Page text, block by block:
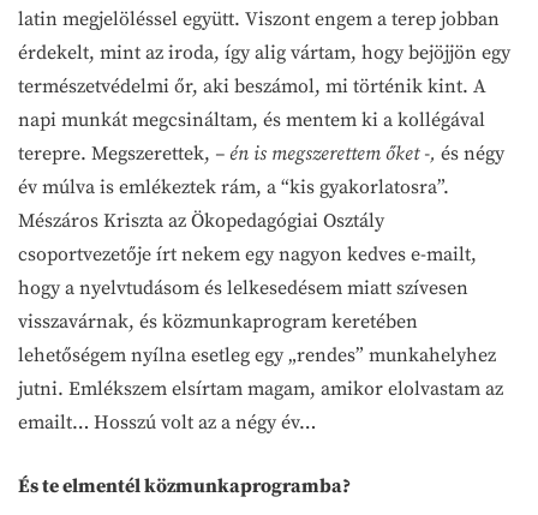
latin megjelöléssel együtt. Viszont engem a terep jobban
érdekelt, mint az iroda, így alig vártam, hogy bejöjjön egy
természetvédelmi őr, aki beszámol, mi történik kint. A
napi munkát megcsináltam, és mentem ki a kollégával
terepre. Megszerettek, – én is megszerettem őket -, és négy
év múlva is emlékeztek rám, a “kis gyakorlatosra”.
Mészáros Kriszta az Ökopedagógiai Osztály
csoportvezetője írt nekem egy nagyon kedves e-mailt,
hogy a nyelvtudásom és lelkesedésem miatt szívesen
visszavárnak, és közmunkaprogram keretében
lehetőségem nyílna esetleg egy „rendes” munkahelyhez
jutni. Emlékszem elsírtam magam, amikor elolvastam az
emailt… Hosszú volt az a négy év…
És te elmentél közmunkaprogramba?